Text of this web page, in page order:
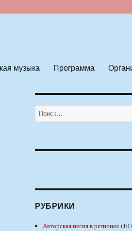
музыка Программа
Искать:
РУБРИКИ
Авторская песня в регионах